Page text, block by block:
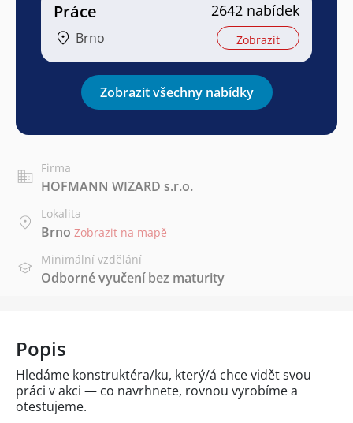
Práce
Brno
2642 nabídek
Zobrazit
Zobrazit všechny nabídky
Firma
HOFMANN WIZARD s.r.o.
Lokalita
Brno Zobrazit na mapě
Minimální vzdělání
Odborné vyučení bez maturity
Popis
Hledáme konstruktéra/ku, který/á chce vidět svou
práci v akci — co navrhnete, rovnou vyrobíme a
otestujeme.